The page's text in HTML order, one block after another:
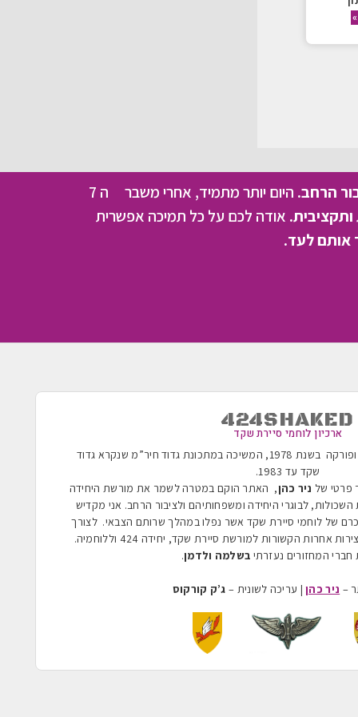
הרחב.
היום יותר מתמיד, אחרי משבר ה 7
אודה לכם על כל תמיכה אפשרית
אותם לעד.
424SHAKED
ארכיון לוחמי סיירת שקד
הוקמה בשנת 1955 ופורקה בשנת 1978, המשיכה במתכונת גדוד חיר”מ שנקרא גדוד
שקד עד 1983
.
פרטי של ניר כהן, האתר הוקם במטרה לשמר את מורשת היחידה
לבוגרי היחידה ומשפחותיהם ולציבור הרחב. אני מקדיש
של לוחמי סיירת שקד אשר נפלו במהלך שרותם הצבאי. לצורך
אחרות הקשורות למורשת סיירת שקד, יחידה 424 וללוחמיה.
חברי המחזורים נעזרתי בשלמה ולדמן.
– ניר כהן| עריכה לשונית – ג’ק קורקוס